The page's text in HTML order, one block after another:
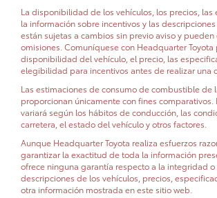
La disponibilidad de los vehículos, los precios, las
la información sobre incentivos y las
están sujetas a cambios sin previo aviso y pueden
omisiones. Comuníquese con Headquarter Toyota
disponibilidad del vehículo, el precio, las
elegibilidad para incentivos antes de realizar una
Las estimaciones de consumo de combustible de
proporcionan únicamente con fines comparativos.
variará según los hábitos de conducción, las
carretera, el estado del vehículo y otros factores.
Aunque Headquarter Toyota realiza esfuerzos
garantizar la exactitud de toda la información
ofrece ninguna garantía respecto a la integridad
descripciones de los vehículos, precios,
otra información mostrada en este sitio web.